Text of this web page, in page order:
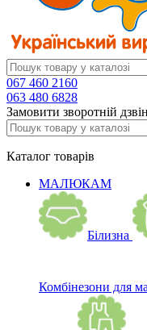
067 460 2160
063 480 6828
Замовити зворотній
Каталог товарів
МАЛЮКАМ
Білизна
Комбінезони для